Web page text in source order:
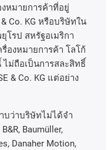
หมายการค้าที่อยู่
Co. KG หรือบริษัทใน
โรป สหรัฐอเมริกา
องหมายการค้า โลโก้
ไม่ถือเป็นการสละสิทธิ์
& Co. KG แต่อย่าง
บว่าบริษัทไม่ได้จํา
Baumüller,
Danaher Motion,